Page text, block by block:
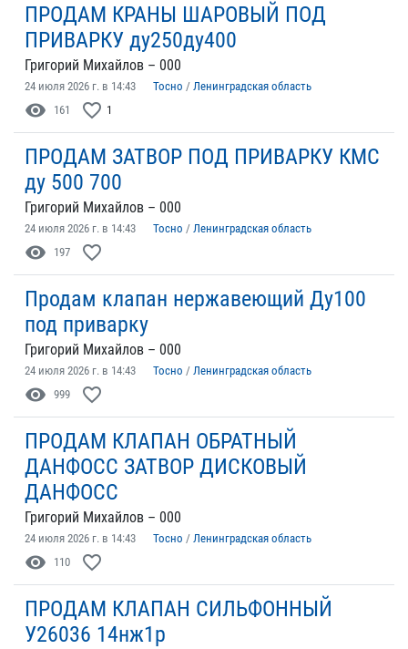
ПРОДАМ КРАНЫ ШАРОВЫЙ ПОД
ПРИВАРКУ ду250ду400
Григорий Михайлов – 000
24 июля 2026 г. в 14:43 Тосно / Ленинградская область
visibility 161 favorite_border 1
ПРОДАМ ЗАТВОР ПОД ПРИВАРКУ КМС
ду 500 700
Григорий Михайлов – 000
24 июля 2026 г. в 14:43 Тосно / Ленинградская область
visibility 197 favorite_border
Продам клапан нержавеющий Ду100
под приварку
Григорий Михайлов – 000
24 июля 2026 г. в 14:43 Тосно / Ленинградская область
visibility 999 favorite_border
ПРОДАМ КЛАПАН ОБРАТНЫЙ
ДАНФОСС ЗАТВОР ДИСКОВЫЙ
ДАНФОСС
Григорий Михайлов – 000
24 июля 2026 г. в 14:43 Тосно / Ленинградская область
visibility 110 favorite_border
ПРОДАМ КЛАПАН СИЛЬФОННЫЙ
У26036 14нж1р